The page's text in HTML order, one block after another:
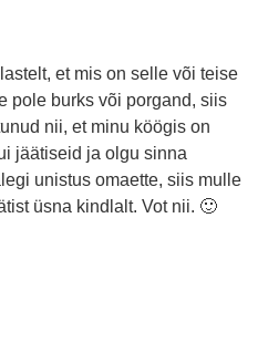
et mis on selle või teise
pole burks või porgand, siis
nii, et minu köögis on
jäätiseid ja olgu sinna
unistus omaette, siis mulle
üsna kindlalt. Vot nii. 🙂